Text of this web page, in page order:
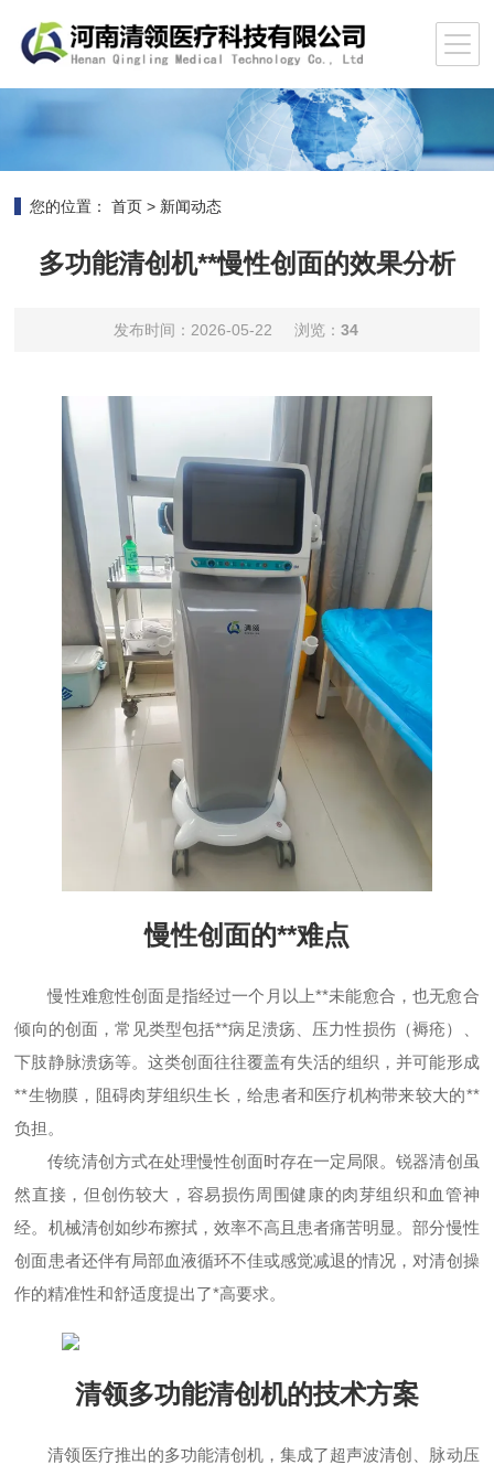
您的位置： 首页 > 新闻动态
多功能清创机**慢性创面的效果分析
发布时间：2026-05-22 浏览： 34
慢性创面的**难点
慢性难愈性创面是指经过一个月以上**未能愈合，也无愈合
倾向的创面，常见类型包括**病足溃疡、压力性损伤（褥疮）、
下肢静脉溃疡等。这类创面往往覆盖有失活的组织，并可能形成
**生物膜，阻碍肉芽组织生长，给患者和医疗机构带来较大的**
负担。
传统清创方式在处理慢性创面时存在一定局限。锐器清创虽
然直接，但创伤较大，容易损伤周围健康的肉芽组织和血管神
经。机械清创如纱布擦拭，效率不高且患者痛苦明显。部分慢性
创面患者还伴有局部血液循环不佳或感觉减退的情况，对清创操
作的精准性和舒适度提出了*高要求。
清领多功能清创机的技术方案
清领医疗推出的多功能清创机，集成了超声波清创、脉动压